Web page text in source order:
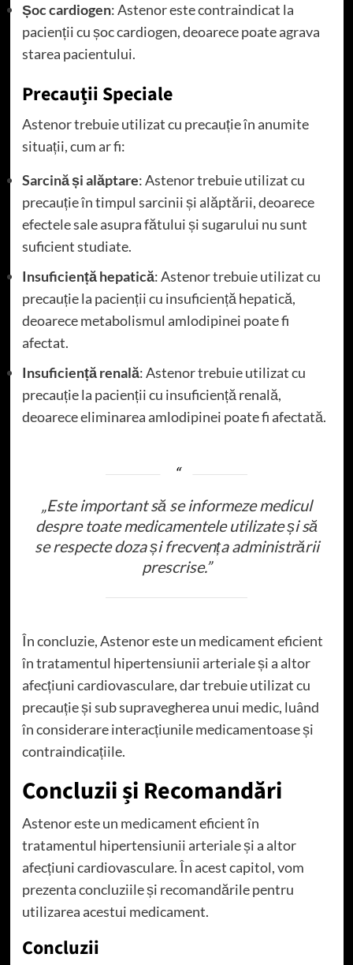
Șoc cardiogen: Astenor este contraindicat la
pacienții cu șoc cardiogen, deoarece poate agrava
starea pacientului.
Precauții Speciale
Astenor trebuie utilizat cu precauție în anumite
situații, cum ar fi:
Sarcină și alăptare: Astenor trebuie utilizat cu
precauție în timpul sarcinii și alăptării, deoarece
efectele sale asupra fătului și sugarului nu sunt
suficient studiate.
Insuficiență hepatică: Astenor trebuie utilizat cu
precauție la pacienții cu insuficiență hepatică,
deoarece metabolismul amlodipinei poate fi
afectat.
Insuficiență renală: Astenor trebuie utilizat cu
precauție la pacienții cu insuficiență renală,
deoarece eliminarea amlodipinei poate fi afectată.
„Este important să se informeze medicul
despre toate medicamentele utilizate și să
se respecte doza și frecvența administrării
prescrise.”
În concluzie, Astenor este un medicament eficient
în tratamentul hipertensiunii arteriale și a altor
afecțiuni cardiovasculare, dar trebuie utilizat cu
precauție și sub supravegherea unui medic, luând
în considerare interacțiunile medicamentoase și
contraindicațiile.
Concluzii și Recomandări
Astenor este un medicament eficient în
tratamentul hipertensiunii arteriale și a altor
afecțiuni cardiovasculare. În acest capitol, vom
prezenta concluziile și recomandările pentru
utilizarea acestui medicament.
Concluzii